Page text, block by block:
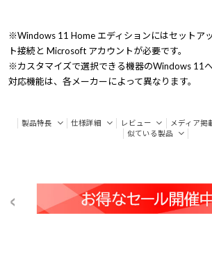
※Windows 11 Home エディションにはセットア
ト接続と Microsoft アカウントが必要です。
※カスタマイズで選択できる機器のWindows 11
対応機能は、各メーカーによって異なります。
製品特長 仕様詳細 レビュー メディア掲
似ている製品